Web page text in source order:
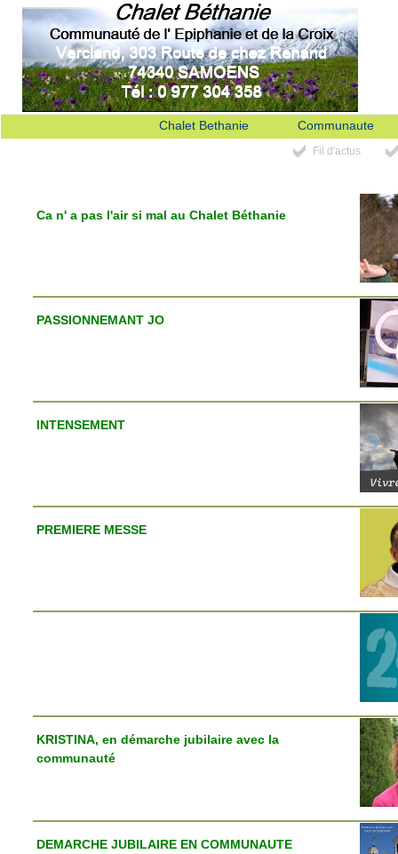
Chalet Bethanie Communaute
Fil d'actus
Ca n' a pas l'air si mal au Chalet Béthanie
PASSIONNEMANT JO
INTENSEMENT
PREMIERE MESSE
KRISTINA, en démarche jubilaire avec la
communauté
DEMARCHE JUBILAIRE EN COMMUNAUTE